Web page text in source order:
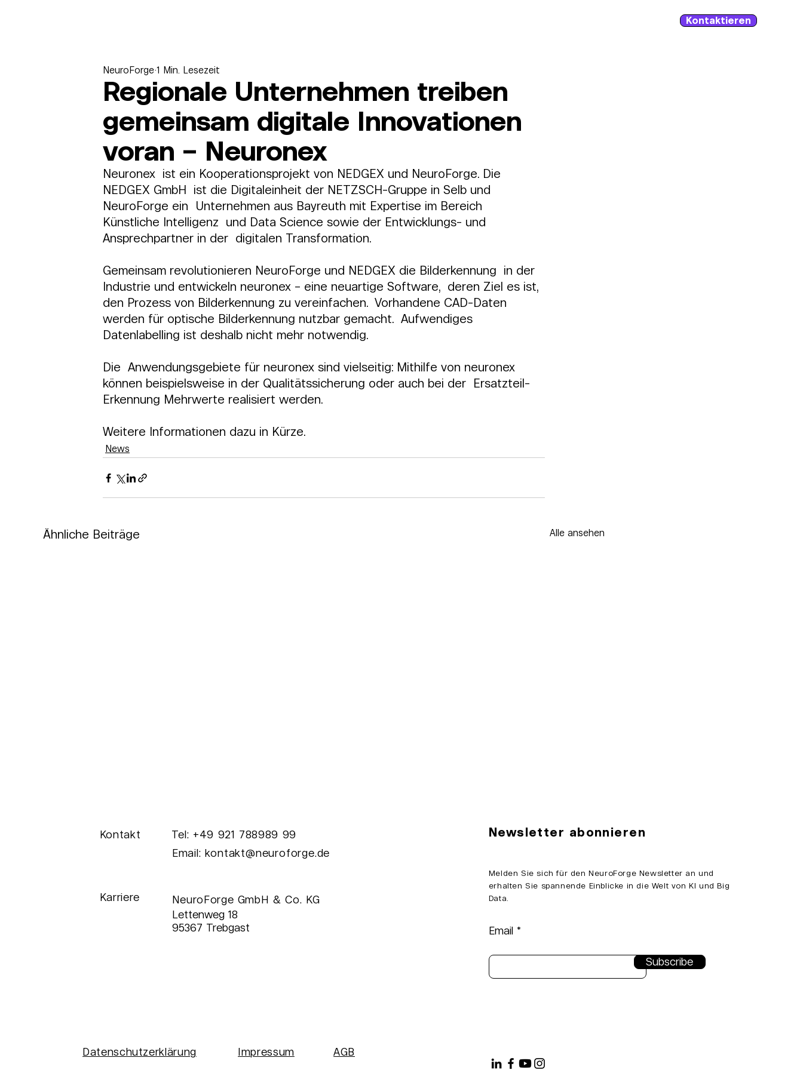
Kontaktieren
Regionale Unternehmen treiben
gemeinsam digitale Innovationen
voran – Neuronex
NeuroForge 1 Min. Lesezeit
Neuronex  ist ein Kooperationsprojekt von NEDGEX und NeuroForge. Die
NEDGEX GmbH  ist die Digitaleinheit der NETZSCH-Gruppe in Selb und
NeuroForge ein  Unternehmen aus Bayreuth mit Expertise im Bereich
Künstliche Intelligenz  und Data Science sowie der Entwicklungs- und
Ansprechpartner in der  digitalen Transformation.
Gemeinsam revolutionieren NeuroForge und NEDGEX die Bilderkennung  in der
Industrie und entwickeln neuronex – eine neuartige Software,  deren Ziel es ist,
den Prozess von Bilderkennung zu vereinfachen.  Vorhandene CAD-Daten
werden für optische Bilderkennung nutzbar gemacht.  Aufwendiges
Datenlabelling ist deshalb nicht mehr notwendig.
Die  Anwendungsgebiete für neuronex sind vielseitig: Mithilfe von neuronex
können beispielsweise in der Qualitätssicherung oder auch bei der  Ersatzteil-
Erkennung Mehrwerte realisiert werden.
Weitere Informationen dazu in Kürze.
News
Ähnliche Beiträge Alle ansehen
Success Story: Seda
Kontakt
Tel: +49 921 788989 99
Email: kontakt@neuroforge.de
Karriere
NeuroForge GmbH & Co. KG
Lettenweg 18
95367 Trebgast
Newsletter abonnieren
Melden Sie sich für den NeuroForge Newsletter an und
erhalten Sie spannende Einblicke in die Welt von KI und Big
Data.
Email
Subscribe
Datenschutzerklärung Impressum AGB